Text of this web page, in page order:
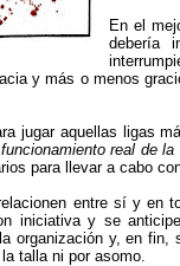
En el
debería
y más o menos
jugar aquellas ligas
real de la
para llevar a cabo
entre sí y en
iniciativa y se
organización y, en
talla ni por asomo.